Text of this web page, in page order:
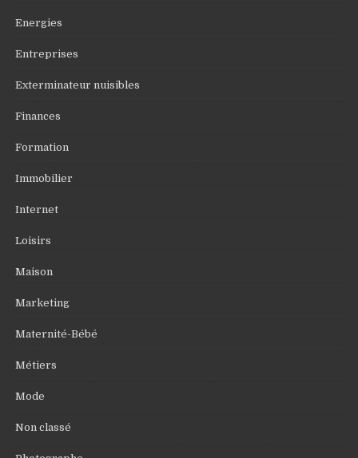
Energies
Entreprises
Exterminateur nuisibles
Finances
Formation
Immobilier
Internet
Loisirs
Maison
Marketing
Maternité-Bébé
Métiers
Mode
Non classé